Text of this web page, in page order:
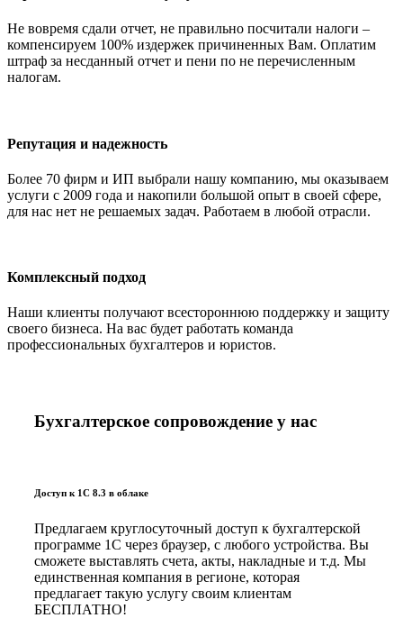
Не вовремя сдали отчет, не правильно посчитали налоги –
компенсируем 100% издержек причиненных Вам. Оплатим
штраф за несданный отчет и пени по не перечисленным
налогам.
Репутация и надежность
Более 70 фирм и ИП выбрали нашу компанию, мы оказываем
услуги с 2009 года и накопили большой опыт в своей сфере,
для нас нет не решаемых задач. Работаем в любой отрасли.
Комплексный подход
Наши клиенты получают всестороннюю поддержку и защиту
своего бизнеса. На вас будет работать команда
профессиональных бухгалтеров и юристов.
Бухгалтерское сопровождение у нас
Доступ к 1С 8.3 в облаке
Предлагаем круглосуточный доступ к бухгалтерской
программе 1С через браузер, с любого устройства. Вы
сможете выставлять счета, акты, накладные и т.д. Мы
единственная компания в регионе, которая
предлагает такую услугу своим клиентам
БЕСПЛАТНО!